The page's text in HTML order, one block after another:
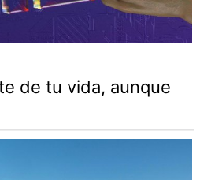
de tu vida, aunque